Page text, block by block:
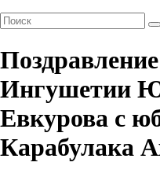
Ингушетии
Евкурова с
Карабулака